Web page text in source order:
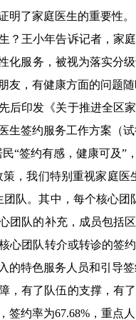
明了家庭医生的重要性。
？王小年告诉记者，家
化服务，被视为落实分
友，有健康方面的问题
后印发《关于推进全区
生签约服务工作方案（
“签约有感，健康可及
策，我们特别重视家庭
团队。其中，每个核心
团队的补充，成员包括
心团队转介或转诊的签
的特色服务人员和引导
，有了队伍的支撑，有
签约率为67.68%，重点